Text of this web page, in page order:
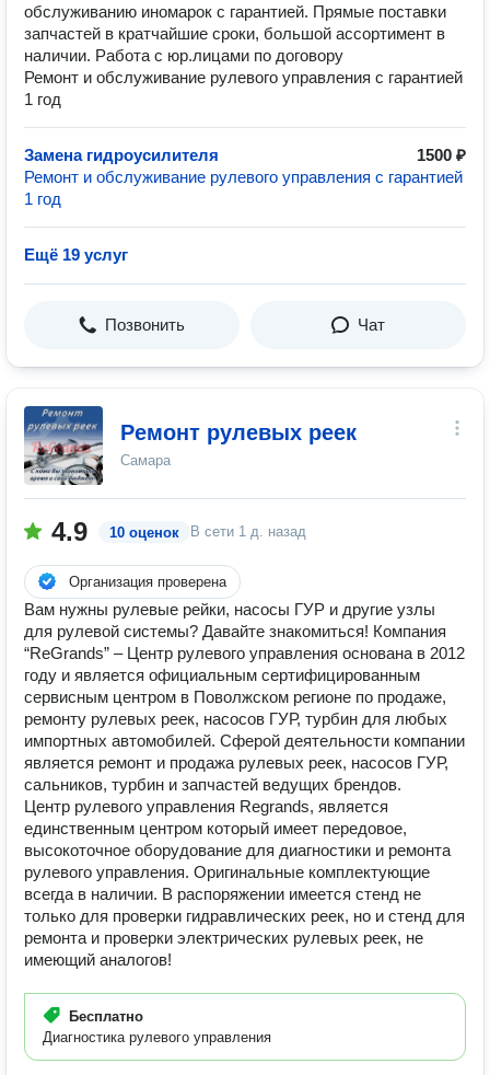
обслуживанию иномарок с гарантией. Прямые поставки
запчастей в кратчайшие сроки, большой ассортимент в
наличии. Работа с юр.лицами по договору
Ремонт и обслуживание рулевого управления с гарантией
1 год
Замена гидроусилителя
1500 ₽
Ремонт и обслуживание рулевого управления с гарантией
1 год
Ещё 19 услуг
Позвонить Чат
Ремонт рулевых реек
Самара
4.9 10 оценок В сети 1 д. назад
Организация проверена
Вам нужны рулевые рейки, насосы ГУР и другие узлы
для рулевой системы? Давайте знакомиться! Компания
“ReGrands” – Центр рулевого управления основана в 2012
году и является официальным сертифицированным
сервисным центром в Поволжском регионе по продаже,
ремонту рулевых реек, насосов ГУР, турбин для любых
импортных автомобилей. Сферой деятельности компании
является ремонт и продажа рулевых реек, насосов ГУР,
сальников, турбин и запчастей ведущих брендов.
Центр рулевого управления Regrands, является
единственным центром который имеет передовое,
высокоточное оборудование для диагностики и ремонта
рулевого управления. Оригинальные комплектующие
всегда в наличии. В распоряжении имеется стенд не
только для проверки гидравлических реек, но и стенд для
ремонта и проверки электрических рулевых реек, не
имеющий аналогов!
Бесплатно
Диагностика рулевого управления